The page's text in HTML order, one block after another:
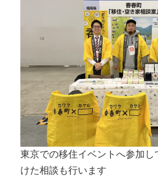
東京での移住イベントへ参加し
けた相談も行います